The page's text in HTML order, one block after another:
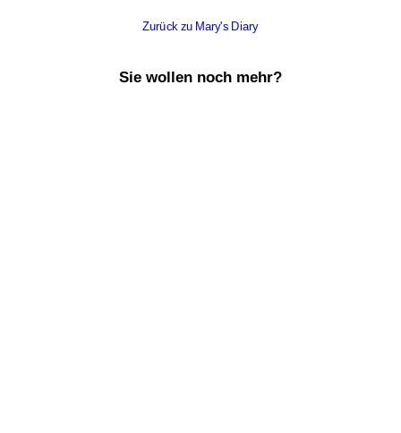
Zurück zu Mary's Diary
Sie wollen noch mehr?